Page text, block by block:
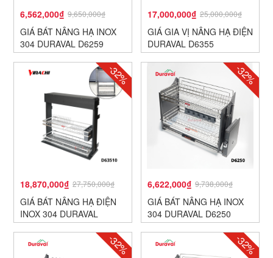
6,562,000₫ 9,650,000₫
GIÁ BÁT NÂNG HẠ INOX
304 DURAVAL D6259
17,000,000₫ 25,000,000₫
GIÁ GIA VỊ NÂNG HẠ ĐIỆN
DURAVAL D6355
-32%
18,870,000₫ 27,750,000₫
GIÁ BÁT NÂNG HẠ ĐIỆN
INOX 304 DURAVAL
D63510
-32%
6,622,000₫ 9,738,000₫
GIÁ BÁT NÂNG HẠ INOX
304 DURAVAL D6250
-32% -32%